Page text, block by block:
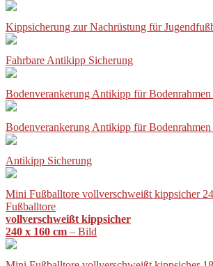
Kippsicherung zur Nachrüstung für
Fahrbare Antikipp Sicherung
Bodenverankerung Antikipp für
Bodenverankerung Antikipp für
Antikipp Sicherung
Mini Fußballtore vollverschweißt kippsicher
Fußballtore
vollverschweißt kippsicher
240 x 160 cm – Bild